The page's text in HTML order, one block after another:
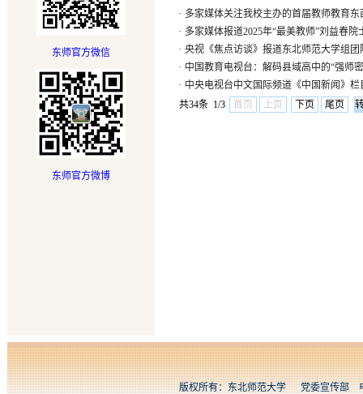
东师官方微信
东师官方微博
· 多家媒体关注我校主办的首届教师教育东
· 多家媒体报道2025年“最美教师”刘益春院
· 央视《焦点访谈》报道东北师范大学组
· 中国教育电视台：解码县域高中的“强师
· 中央电视台中文国际频道《中国新闻》
共34条 1/3
首页 上页 下页 尾页
版权所有：东北师范大学 党委宣传部